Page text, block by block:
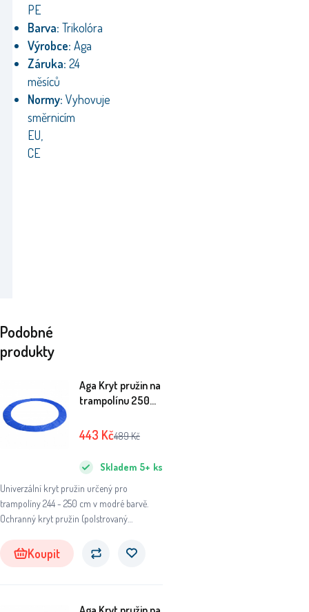
PE
Barva: Trikolóra
Výrobce: Aga
Záruka: 24
měsíců
Normy: Vyhovuje
směrnicím
EU,
CE
Podobné
produkty
Aga Kryt pružin na
trampolínu 250
Univerzální kryt pružin určený pro
trampolíny 244 - 250 cm v modré barvě.
Ochranný kryt pružin (polstrovaný
maximální možné bezpečnosti při používání
Vaší trampolíny.
Skladem 5+ ks
443 Kč489Kč
Koupit